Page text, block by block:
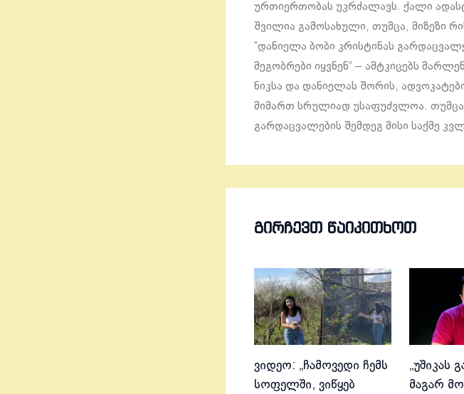
ურთიერთობას უკრძალავს. ქალი
შვილია გამოსახული, თუმცა, მიზეზი
“დანიელა ბობი კრისტინას
მეგობრები იყვნენ“ – ამტკიცებს
ნიკსა და დანიელას შორის,
მიმართ სრულიად უსაფუძვლოა.
გარდაცვალების შემდეგ მისი საქმე
ᲒᲘᲠᲩᲔᲕᲗ ᲬᲐᲘᲙᲘᲗᲮᲝᲗ
ვიდეო: „ჩამოვედი ჩემს
სოფელში, ვიწყებ
„უშიკას
მაგარ